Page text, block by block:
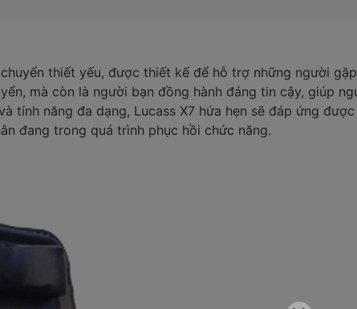
thiết yếu, được thiết kế để hỗ trợ những người
mà còn là người bạn đồng hành đáng tin cậy, giúp
tính năng đa dạng, Lucass X7 hứa hẹn sẽ đáp ứng
đang trong quá trình phục hồi chức năng.